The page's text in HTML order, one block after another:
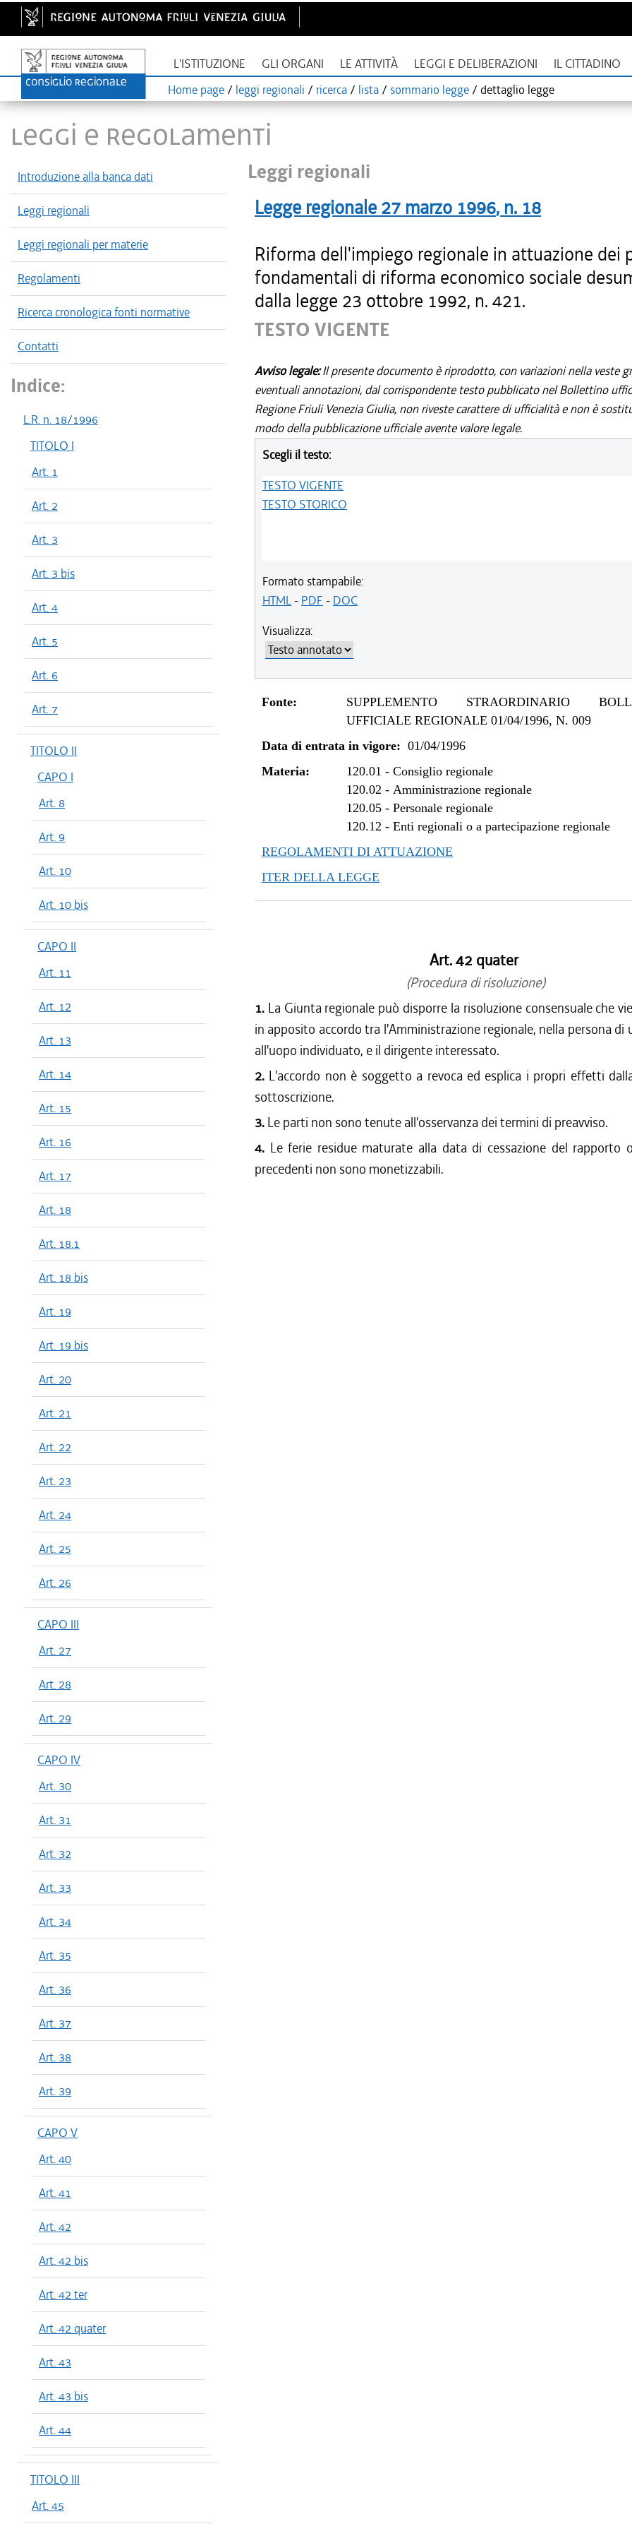
L'ISTITUZIONE GLI ORGANI LE ATTIVITÀ LEGGI E DELIBERAZIONI IL CITTADINO
Home page / leggi regionali / ricerca / lista / sommario legge / dettaglio legge
LEGGI E REGOLAMENTI
Introduzione alla banca dati
Leggi regionali
Leggi regionali per materie
Regolamenti
Ricerca cronologica fonti normative
Contatti
Indice:
L.R. n. 18/1996
TITOLO I
Art. 1
Art. 2
Art. 3
Art. 3 bis
Art. 4
Art. 5
Art. 6
Art. 7
TITOLO II
CAPO I
Art. 8
Art. 9
Art. 10
Art. 10 bis
CAPO II
Art. 11
Art. 12
Art. 13
Art. 14
Art. 15
Art. 16
Art. 17
Art. 18
Art. 18.1
Art. 18 bis
Art. 19
Art. 19 bis
Art. 20
Art. 21
Art. 22
Art. 23
Art. 24
Art. 25
Art. 26
CAPO III
Art. 27
Art. 28
Art. 29
CAPO IV
Art. 30
Art. 31
Art. 32
Art. 33
Art. 34
Art. 35
Art. 36
Art. 37
Art. 38
Art. 39
CAPO V
Art. 40
Art. 41
Art. 42
Art. 42 bis
Art. 42 ter
Art. 42 quater
Art. 43
Art. 43 bis
Art. 44
TITOLO III
Art. 45
Leggi regionali
Legge regionale 27 marzo 1996, n. 18
Riforma dell'impiego regionale in attuazione dei
fondamentali di riforma economico sociale
dalla legge 23 ottobre 1992, n. 421.
TESTO VIGENTE
Avviso legale:Il presente documento è riprodotto, con variazioni nella veste
eventuali annotazioni, dal corrispondente testo pubblicato nel Bollettino
Regione Friuli Venezia Giulia, non riveste carattere di ufficialità e non è
modo della pubblicazione ufficiale avente valore legale.
Scegli il testo:
TESTO VIGENTE
TESTO STORICO
Formato stampabile:
HTML- PDF - DOC
Visualizza:
Fonte:
SUPPLEMENTO STRAORDINARIO
UFFICIALE REGIONALE 01/04/1996, N. 009
Data di entrata in vigore: 01/04/1996
Materia:
120.01 -Consiglio regionale
120.02 -Amministrazione regionale
120.05 -Personale regionale
120.12 -Enti regionali o a partecipazione regionale
REGOLAMENTI DI ATTUAZIONE
ITER DELLA LEGGE
Art. 42 quater
(Procedura di risoluzione)
1. La Giunta regionale può disporre la risoluzione consensuale che
in apposito accordo tra l'Amministrazione regionale, nella persona di
all'uopo individuato, e il dirigente interessato.
2. L'accordo non è soggetto a revoca ed esplica i propri effetti
sottoscrizione.
3. Le parti non sono tenute all'osservanza dei termini di preavviso.
4. Le ferie residue maturate alla data di cessazione del rapporto
precedenti non sono monetizzabili.